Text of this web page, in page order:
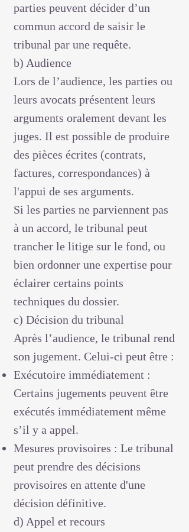
parties peuvent décider d’un
commun accord de saisir le
tribunal par une requête.
b) Audience
Lors de l’audience, les parties ou
leurs avocats présentent leurs
arguments oralement devant les
juges. Il est possible de produire
des pièces écrites (contrats,
factures, correspondances) à
l'appui de ses arguments.
Si les parties ne parviennent pas
à un accord, le tribunal peut
trancher le litige sur le fond, ou
bien ordonner une expertise pour
éclairer certains points
techniques du dossier.
c) Décision du tribunal
Après l’audience, le tribunal rend
son jugement. Celui-ci peut être :
Exécutoire immédiatement :
Certains jugements peuvent être
exécutés immédiatement même
s’il y a appel.
Mesures provisoires : Le tribunal
peut prendre des décisions
provisoires en attente d'une
décision définitive.
d) Appel et recours